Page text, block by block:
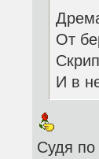
От
И в
Судя по